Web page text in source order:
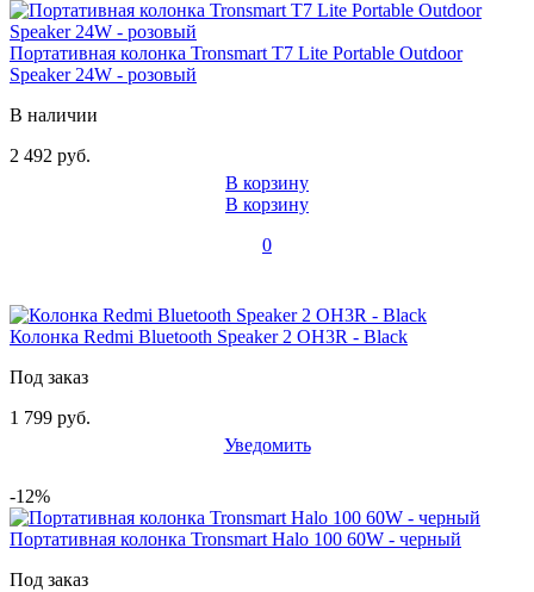
Портативная колонка Tronsmart T7 Lite Portable Outdoor
Speaker 24W - розовый
В наличии
2 492 руб.
В корзину
В корзину
0
Колонка Redmi Bluetooth Speaker 2 OH3R - Black
Под заказ
1 799 руб.
Уведомить
-12%
Портативная колонка Tronsmart Halo 100 60W - черный
Под заказ